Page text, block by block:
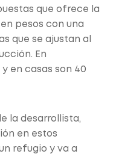
que ofrece la
pesos con una
que se ajustan al
En
en casas son 40
la desarrollista,
en estos
refugio y va a